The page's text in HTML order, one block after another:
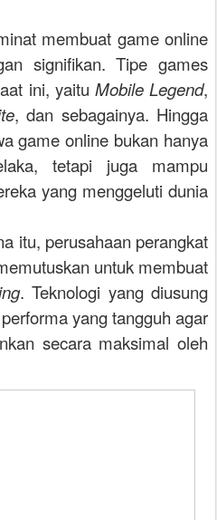
membuat game online
signifikan. Tipe games
ini, yaitu Mobile Legend,
, dan sebagainya. Hingga
game online bukan hanya
tetapi juga mampu
yang menggeluti dunia
itu, perusahaan perangkat
untuk membuat
. Teknologi yang diusung
yang tangguh agar
secara maksimal oleh